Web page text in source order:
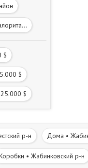
$
$
$
р-н Дома •
• Жабинковский р-н